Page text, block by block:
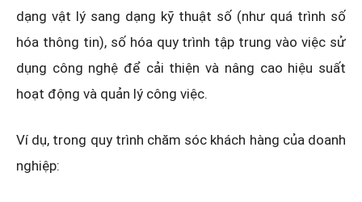
dạng vật lý sang dạng kỹ thuật số (như quá trình số
hóa thông tin), số hóa quy trình tập trung vào việc sử
dụng công nghệ để cải thiện và nâng cao hiệu suất
hoạt động và quản lý công việc.
Ví dụ, trong quy trình chăm sóc khách hàng của doanh
nghiệp: